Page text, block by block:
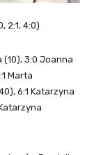
2:1, 4:0)
(10), 3:0 Joanna
Marta
6:1 Katarzyna